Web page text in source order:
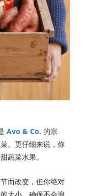
Avo & Co. 的宗
。更仔细来说，你
蔬菜水果。
而改变，但你绝对